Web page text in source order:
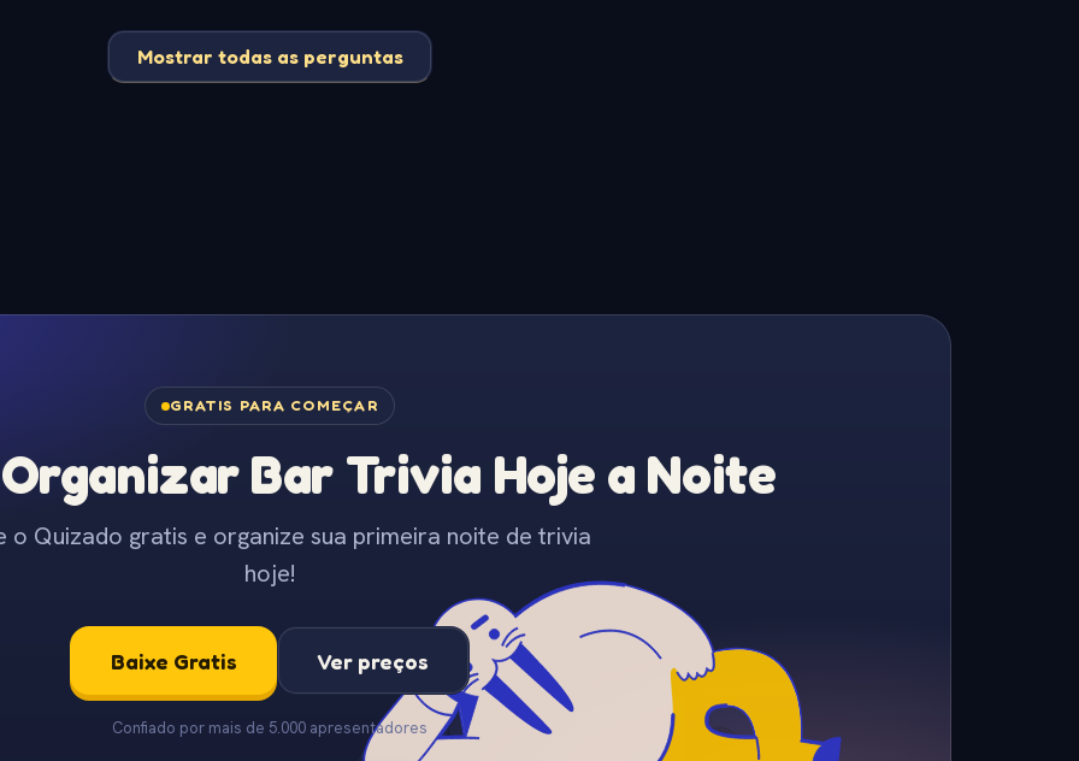
Mostrar todas as perguntas
GRATIS PARA COMEÇAR
Bar Trivia Hoje a Noite
o Quizado gratis e organize sua primeira noite de trivia
hoje!
Baixe Gratis Ver preços
Confiado por mais de 5.000 apresentadores